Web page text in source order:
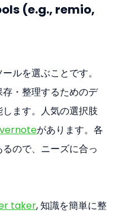
(e.g., remio,
ルを選ぶことです。
・整理するためのデ
ます。人気の選択肢
があります。各
ので、ニーズに合っ
taker, 知識を簡単に整